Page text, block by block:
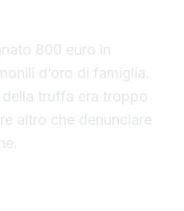
800 euro in
d’oro di famiglia.
truffa era troppo
altro che denunciare